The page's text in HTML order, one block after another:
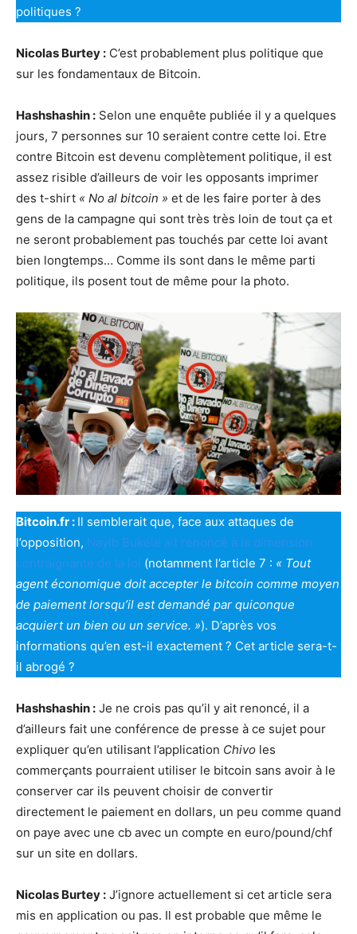
politiques ?
Nicolas Burtey : C’est probablement plus politique que
sur les fondamentaux de Bitcoin.
Hashshashin : Selon une enquête publiée il y a quelques
jours, 7 personnes sur 10 seraient contre cette loi. Etre
contre Bitcoin est devenu complètement politique, il est
assez risible d’ailleurs de voir les opposants imprimer
des t-shirt « No al bitcoin » et de les faire porter à des
gens de la campagne qui sont très très loin de tout ça et
ne seront probablement pas touchés par cette loi avant
bien longtemps… Comme ils sont dans le même parti
politique, ils posent tout de même pour la photo.
Bitcoin.fr : Il semblerait que, face aux attaques de
l’opposition, Nayib Bukele ait renoncé à la dimension
contraignante de la loi (notamment l’article 7 : « Tout
agent économique doit accepter le bitcoin comme moyen
de paiement lorsqu’il est demandé par quiconque
acquiert un bien ou un service. »). D’après vos
informations qu’en est-il exactement ? Cet article sera-t-
il abrogé ?
Hashshashin : Je ne crois pas qu’il y ait renoncé, il a
d’ailleurs fait une conférence de presse à ce sujet pour
expliquer qu’en utilisant l’application Chivo les
commerçants pourraient utiliser le bitcoin sans avoir à le
conserver car ils peuvent choisir de convertir
directement le paiement en dollars, un peu comme quand
on paye avec une cb avec un compte en euro/pound/chf
sur un site en dollars.
Nicolas Burtey : J’ignore actuellement si cet article sera
mis en application ou pas. Il est probable que même le